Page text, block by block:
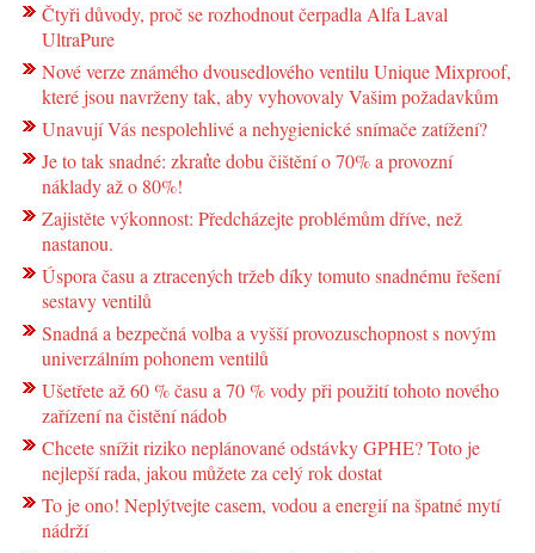
Čtyři důvody, proč se rozhodnout čerpadla Alfa Laval
UltraPure
Nové verze známého dvousedlového ventilu Unique Mixproof,
které jsou navrženy tak, aby vyhovovaly Vašim požadavkům
Unavují Vás nespolehlivé a nehygienické snímače zatížení?
Je to tak snadné: zkraťte dobu čištění o 70% a provozní
náklady až o 80%!
Zajistěte výkonnost: Předcházejte problémům dříve, než
nastanou.
Úspora času a ztracených tržeb díky tomuto snadnému řešení
sestavy ventilů
Snadná a bezpečná volba a vyšší provozuschopnost s novým
univerzálním pohonem ventilů
Ušetřete až 60 % času a 70 % vody při použití tohoto nového
zařízení na čistění nádob
Chcete snížit riziko neplánované odstávky GPHE? Toto je
nejlepší rada, jakou můžete za celý rok dostat
To je ono! Neplýtvejte casem, vodou a energií na špatné mytí
nádrží